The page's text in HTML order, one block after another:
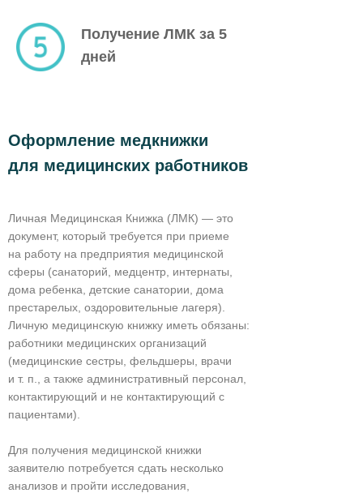
Получение ЛМК за 5
дней
Оформление медкнижки
для медицинских работников
Личная Медицинская Книжка (ЛМК) — это
документ, который требуется при приеме
на работу на предприятия медицинской
сферы (санаторий, медцентр, интернаты,
дома ребенка, детские санатории, дома
престарелых, оздоровительные лагеря).
Личную медицинскую книжку иметь обязаны:
работники медицинских организаций
(медицинские сестры, фельдшеры, врачи
и т. п., а также административный персонал,
контактирующий и не контактирующий с
пациентами).
Для получения медицинской книжки
заявителю потребуется сдать несколько
анализов и пройти исследования,